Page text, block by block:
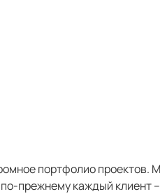
портфолио проектов.
прежнему каждый клиент